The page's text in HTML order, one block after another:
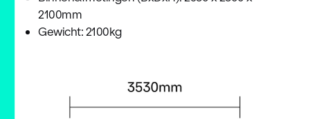
2100mm
Gewicht: 2100kg